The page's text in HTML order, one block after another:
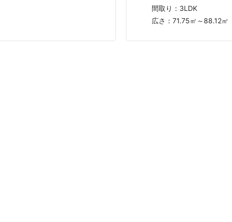
間取り： 3LDK
広さ：71.75㎡～88.12㎡